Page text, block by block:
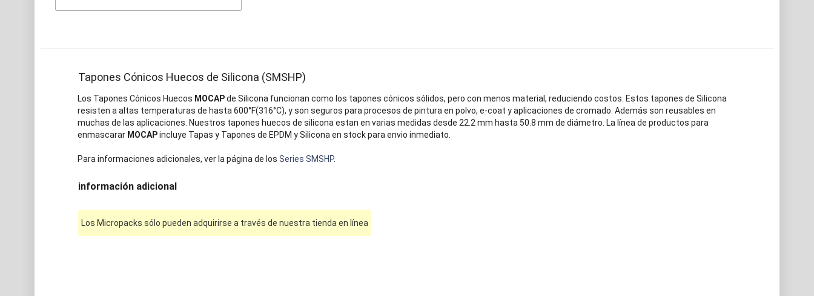
Tapones Cónicos Huecos de Silicona (SMSHP)
Los Tapones Cónicos Huecos MOCAPde Silicona funcionan como los tapones cónicos sólidos, pero con menos material, reduciendo costos. Estos tapones de Silicona
resisten a altas temperaturas de hasta 600°F(316°C), y son seguros para procesos de pintura en polvo, e-coat y aplicaciones de cromado. Además son reusables en
muchas de las aplicaciones. Nuestros tapones huecos de silicona estan en varias medidas desde 22.2 mm hasta 50.8 mm de diámetro. La línea de productos para
enmascarar MOCAPincluye Tapas y Tapones de EPDM y Silicona en stock para envio inmediato.
Para informaciones adicionales, ver la página de los Series SMSHP.
información adicional
Los Micropacks sólo pueden adquirirse a través de nuestra tienda en línea